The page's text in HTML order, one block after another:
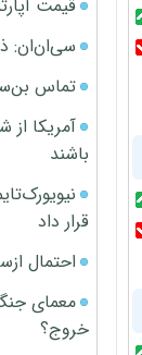
قیمت آپارتمان در
سی‌ان‌ان:
تماس
آمریکا
باشند
قرار داد
احتمال
معمای
خروج؟